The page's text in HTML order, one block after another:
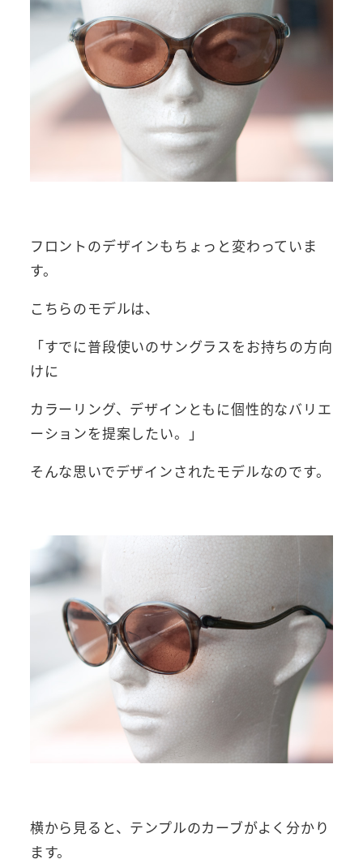
フロントのデザインもちょっと変わっていま
す。
こちらのモデルは、
「すでに普段使いのサングラスをお持ちの方向
けに
カラーリング、デザインともに個性的なバリエ
ーションを提案したい。」
そんな思いでデザインされたモデルなのです。
横から見ると、テンプルのカーブがよく分かり
ます。